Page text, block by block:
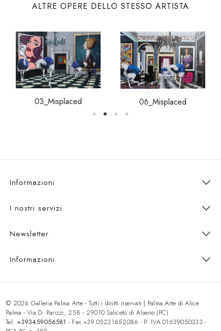
ALTRE OPERE DELLO STESSO ARTISTA
03_Misplaced 06_Misplaced
Informazioni
I nostri servizi
Newsletter
Informazioni
© 2026 Galleria Palma Arte - Tutti i diritti riservati | Palma Arte di Alice
Palma - Via D. Parizzi, 258 - 29010 Saliceto di Alseno (PC)
Tel. +393459056581 - Fax +39.05231652086 - P. IVA 01639050333 -